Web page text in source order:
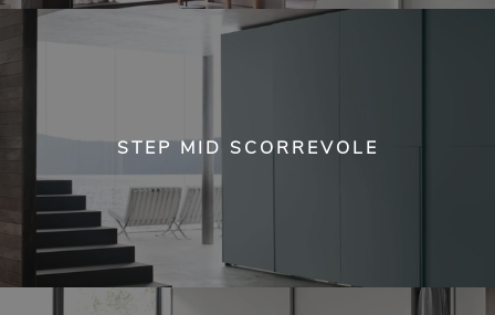
STEP MID SCORREVOLE